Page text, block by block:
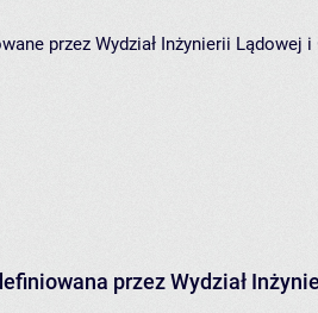
przez Wydział Inżynierii Lądowej
przez Wydział